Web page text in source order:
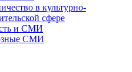
в культурно-
сфере
и СМИ
СМИ